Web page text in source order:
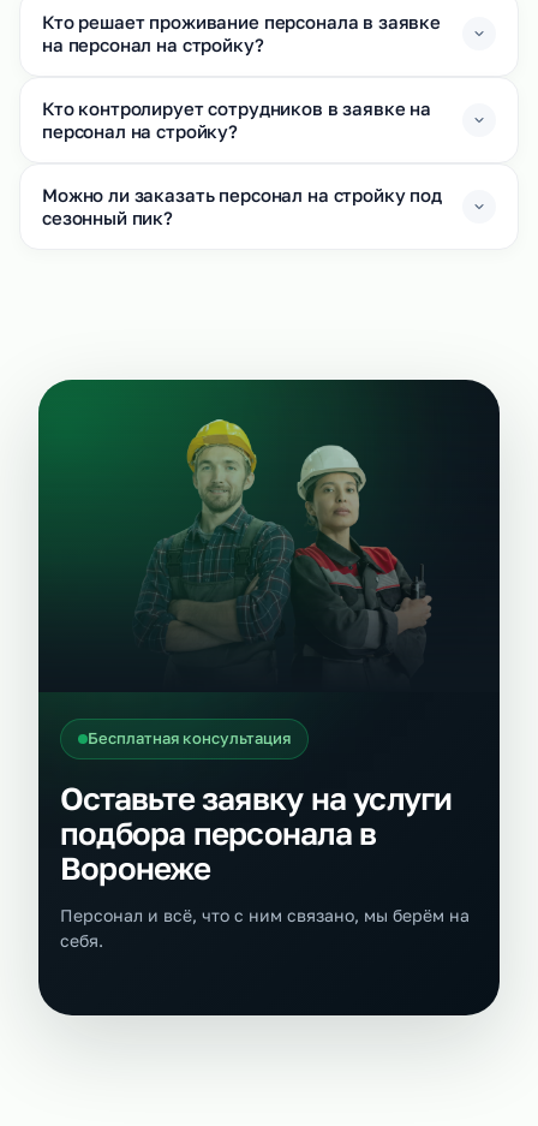
Кто решает проживание персонала в заявке
на персонал на стройку?
Кто контролирует сотрудников в заявке на
персонал на стройку?
Можно ли заказать персонал на стройку под
сезонный пик?
Бесплатная консультация
Оставьте заявку на услуги
подбора персонала в
Воронеже
Персонал и всё, что с ним связано, мы берём на
себя.